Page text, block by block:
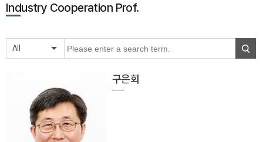
Industry Cooperation Prof.
All
구은회